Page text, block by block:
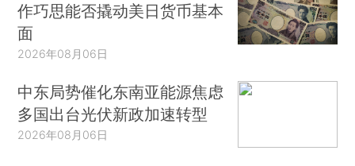
作巧思能否撬动美日货币基本
面
2026年08月06日
中东局势催化东南亚能源焦虑
多国出台光伏新政加速转型
2026年08月06日